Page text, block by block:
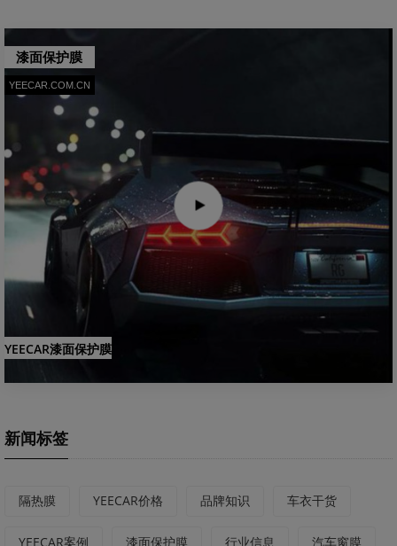
漆面保护膜
YEECAR.COM.CN
YEECAR漆面保护膜
新闻标签
隔热膜 YEECAR价格 品牌知识 车衣干货
YEECAR案例 漆面保护膜 行业信息 汽车窗膜